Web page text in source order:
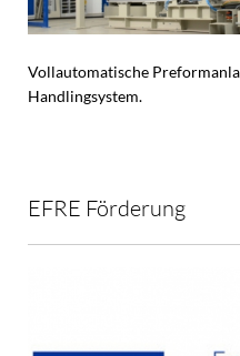
Vollautomatische
Handlingsystem.
EFRE Förderung